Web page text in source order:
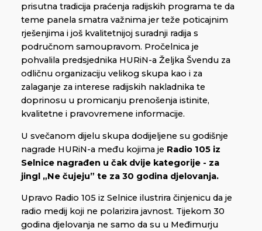
prisutna tradicija praćenja radijskih programa te da
teme panela smatra važnima jer teže poticajnim
rješenjima i još kvalitetnijoj suradnji radija s
područnom samoupravom. Pročelnica je
pohvalila predsjednika HURiN-a Željka Švendu za
odličnu organizaciju velikog skupa kao i za
zalaganje za interese radijskih nakladnika te
doprinosu u promicanju prenošenja istinite,
kvalitetne i pravovremene informacije.
U svečanom dijelu skupa dodijeljene su godišnje
nagrade HURiN-a među kojima je Radio 105 iz
Selnice nagrađen u čak dvije kategorije - za
jingl „Ne čujeju” te za 30 godina djelovanja.
Upravo Radio 105 iz Selnice ilustrira činjenicu da je
radio medij koji ne polarizira javnost. Tijekom 30
godina djelovanja ne samo da su u Međimurju